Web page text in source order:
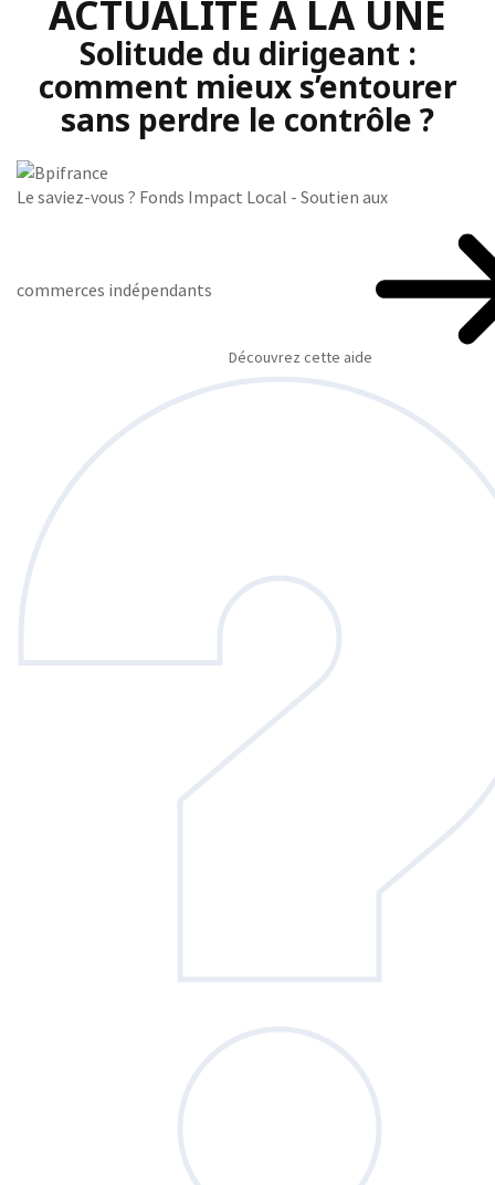
ACTUALITÉ À LA UNE
Solitude du dirigeant :
comment mieux s’entourer
sans perdre le contrôle ?
Le saviez-vous ? Fonds Impact Local - Soutien aux
commerces indépendants
Découvrez cette aide